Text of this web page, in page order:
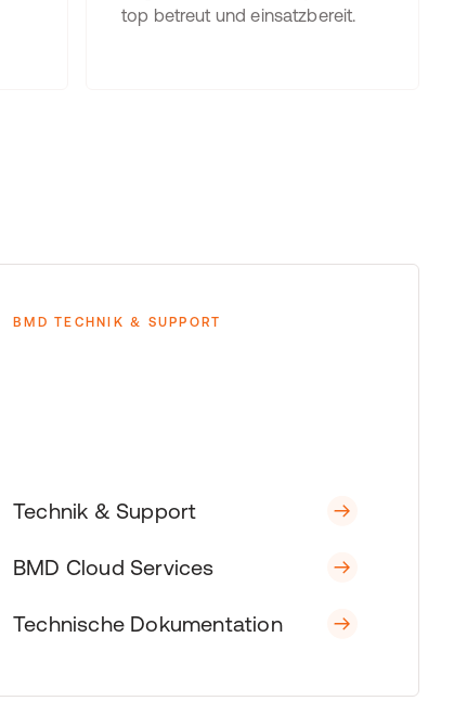
top betreut und einsatzbereit.
BMD TECHNIK & SUPPORT
Technik & Support
BMD Cloud Services
Technische Dokumentation